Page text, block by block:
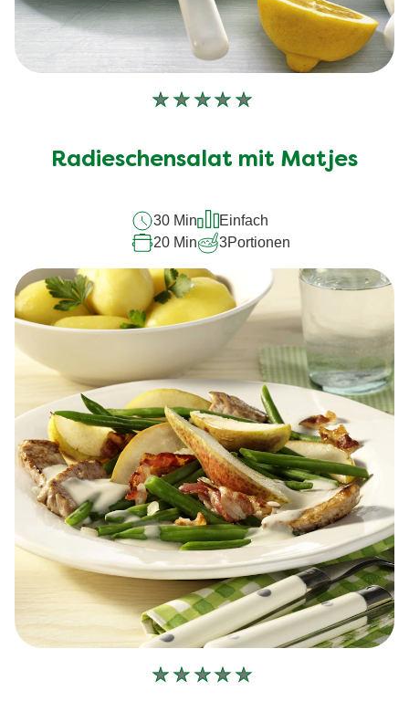
Keine
für
recipe
abgegeben
Radieschensalat mit Matjes
30 Min
Einfach
20 Min
3Portionen
Keine